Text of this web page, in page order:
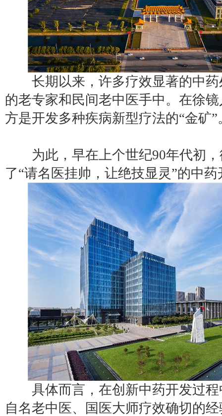
长期以来，许多疗效显著的中药
的老专家和民间老中医手中。在徐
方是开发多种疾病新型疗法的“金矿”
为此，早在上个世纪90年代初，
了“请名医挂帅，让绝技显灵”的中
具体而言，在创新中药开发过程
自名老中医、国医大师疗效确切的